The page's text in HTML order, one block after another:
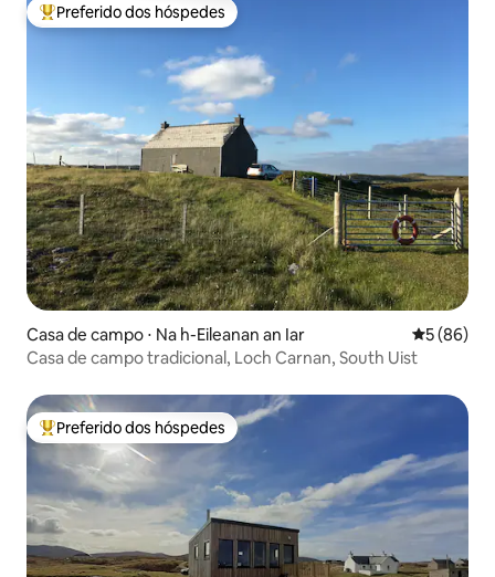
Entre os melhores preferidos dos hóspedes
Preferido dos hóspedes
Casa de campo ⋅ Na h-Eileanan an Iar 5 de uma
5 (86)
Casa de campo tradicional, Loch Carnan, South Uist
Entre os melhores preferidos dos hóspedes
Preferido dos hóspedes